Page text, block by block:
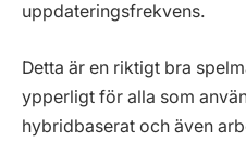
uppdateringsfrekvens.
Detta är en riktigt bra
ypperligt för alla som
hybridbaserat och även